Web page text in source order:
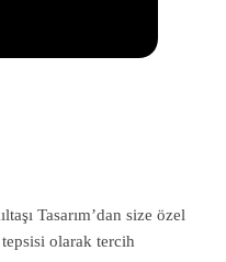
Tasarım’dan size özel
olarak tercih